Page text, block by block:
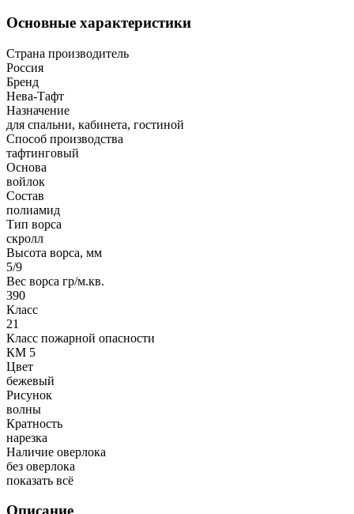
Основные характеристики
Страна производитель
Россия
Бренд
Нева-Тафт
Назначение
для спальни, кабинета, гостиной
Способ производства
тафтинговый
Основа
войлок
Состав
полиамид
Тип ворса
скролл
Высота ворса, мм
5/9
Вес ворса гр/м.кв.
390
Класс
21
Класс пожарной опасности
КМ 5
Цвет
бежевый
Рисунок
волны
Кратность
нарезка
Наличие оверлока
без оверлока
показать всё